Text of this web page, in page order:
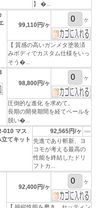
】 �...
99,110円/ヶ
ヶ
【 質感の高いガンメタ塗装済
みボディでカスタム仕様をいっ
そう�...
98,800円/ヶ
ヶ
圧倒的な進化 を求めて。
長期の開発期間を経てベールを
脱い�...
010 マス
てキット
92,565円/ヶ
先進であり斬新、ヨ
コモが考える最高の
性能を終結したドリ
フトカ...
92,400円/ヶ
ヶ